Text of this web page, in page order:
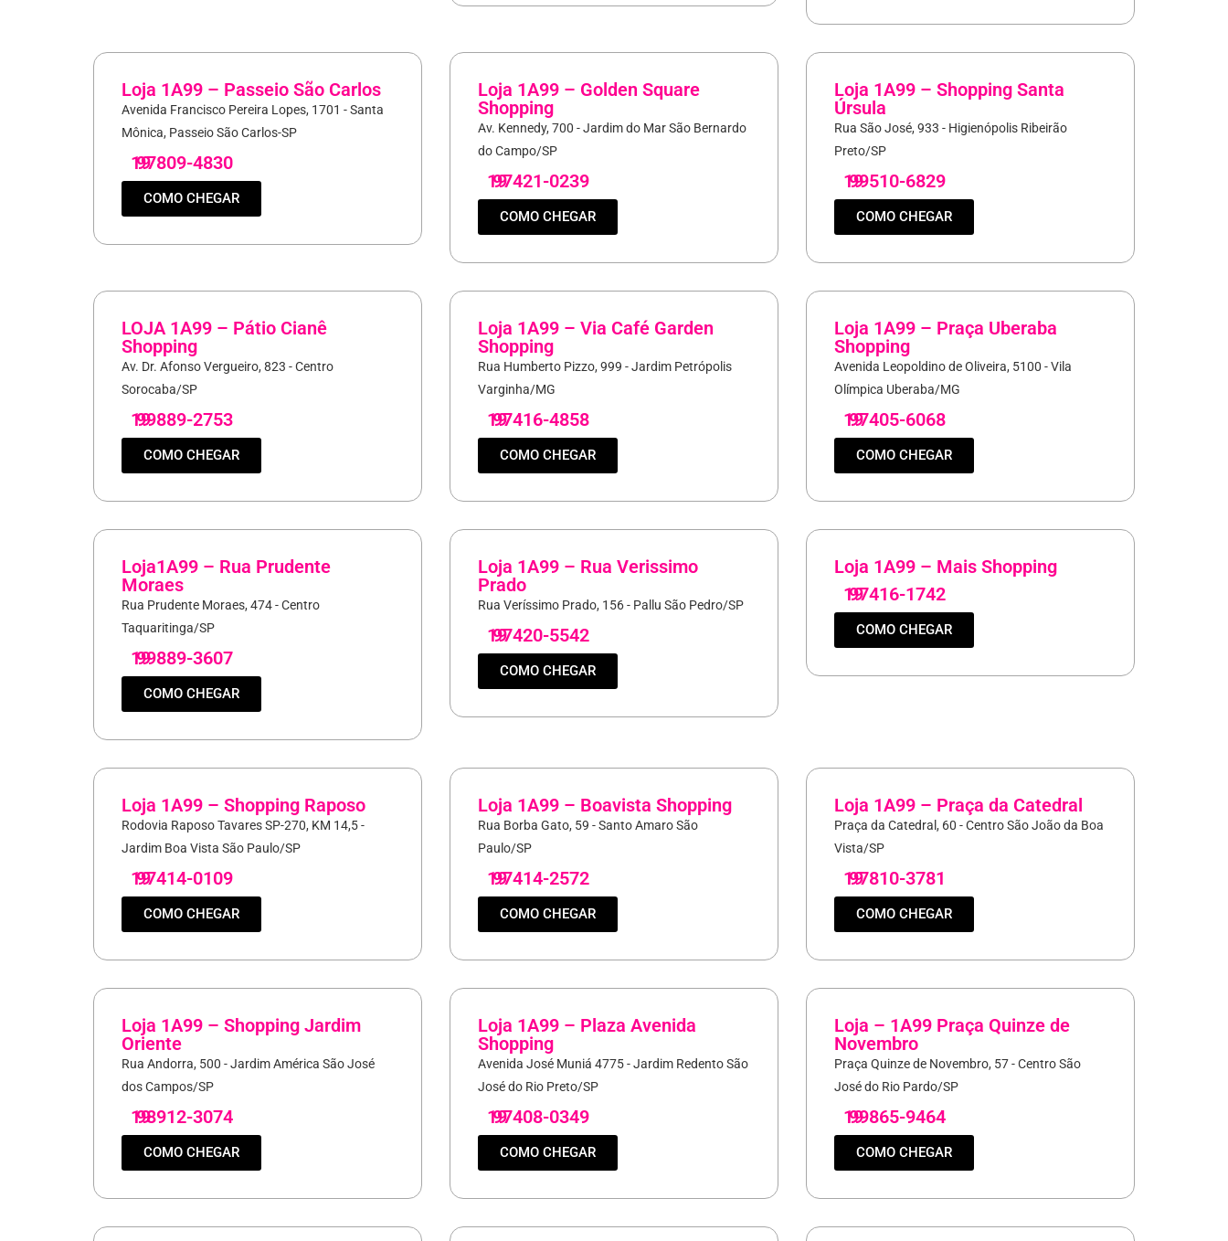
Loja 1A99 – Passeio São Carlos
Avenida Francisco Pereira Lopes, 1701 - Santa
Mônica, Passeio São Carlos-SP
19
97809-4830
COMO CHEGAR
Loja 1A99 – Golden Square
Shopping
Av. Kennedy, 700 - Jardim do Mar São Bernardo
do Campo/SP
19
97421-0239
COMO CHEGAR
Loja 1A99 – Shopping Santa
Úrsula
Rua São José, 933 - Higienópolis Ribeirão
Preto/SP
19
99510-6829
COMO CHEGAR
LOJA 1A99 – Pátio Cianê
Shopping
Av. Dr. Afonso Vergueiro, 823 - Centro
Sorocaba/SP
19
99889-2753
COMO CHEGAR
Loja 1A99 – Via Café Garden
Shopping
Rua Humberto Pizzo, 999 - Jardim Petrópolis
Varginha/MG
19
97416-4858
COMO CHEGAR
Loja 1A99 – Praça Uberaba
Shopping
Avenida Leopoldino de Oliveira, 5100 - Vila
Olímpica Uberaba/MG
19
97405-6068
COMO CHEGAR
Loja1A99 – Rua Prudente
Moraes
Rua Prudente Moraes, 474 - Centro
Taquaritinga/SP
19
99889-3607
COMO CHEGAR
Loja 1A99 – Rua Verissimo
Prado
Rua Veríssimo Prado, 156 - Pallu São Pedro/SP
19
97420-5542
COMO CHEGAR
Loja 1A99 – Mais Shopping
19
97416-1742
COMO CHEGAR
Loja 1A99 – Shopping Raposo
Rodovia Raposo Tavares SP-270, KM 14,5 -
Jardim Boa Vista São Paulo/SP
19
97414-0109
COMO CHEGAR
Loja 1A99 – Boavista Shopping
Rua Borba Gato, 59 - Santo Amaro São
Paulo/SP
19
97414-2572
COMO CHEGAR
Loja 1A99 – Praça da Catedral
Praça da Catedral, 60 - Centro São João da Boa
Vista/SP
19
97810-3781
COMO CHEGAR
Loja 1A99 – Shopping Jardim
Oriente
Rua Andorra, 500 - Jardim América São José
dos Campos/SP
19
98912-3074
COMO CHEGAR
Loja 1A99 – Plaza Avenida
Shopping
Avenida José Muniá 4775 - Jardim Redento São
José do Rio Preto/SP
19
97408-0349
COMO CHEGAR
Loja – 1A99 Praça Quinze de
Novembro
Praça Quinze de Novembro, 57 - Centro São
José do Rio Pardo/SP
19
99865-9464
COMO CHEGAR